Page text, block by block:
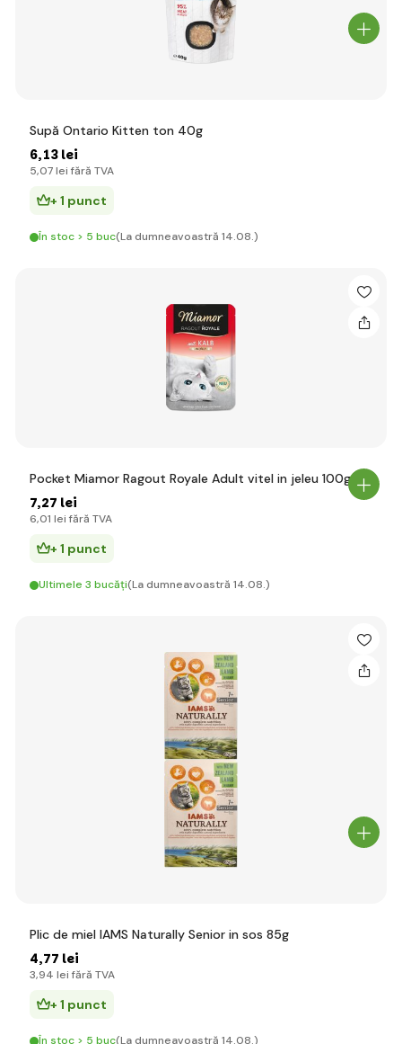
Supă Ontario Kitten ton 40g
6,13 lei
5,07 lei fără TVA
+ 1 punct
În stoc > 5 buc(La dumneavoastră 14.08.)
Pocket Miamor Ragout Royale Adult vitel in jeleu 100g
7,27 lei
6,01 lei fără TVA
+ 1 punct
Ultimele 3 bucăți(La dumneavoastră 14.08.)
Plic de miel IAMS Naturally Senior in sos 85g
4,77 lei
3,94 lei fără TVA
+ 1 punct
În stoc > 5 buc(La dumneavoastră 14.08.)